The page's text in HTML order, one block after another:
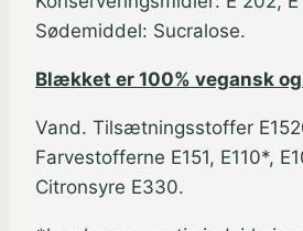
Sødemiddel: Sucralose.
Blækket er 100% vegansk
Vand. Tilsætningsstoffer
Farvestofferne E151, E110*,
Citronsyre E330.